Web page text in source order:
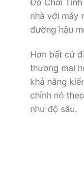
nhà với máy
đường hậu
Hơn bất cứ
thương mại
khả năng
chỉnh nó
như độ sâu.